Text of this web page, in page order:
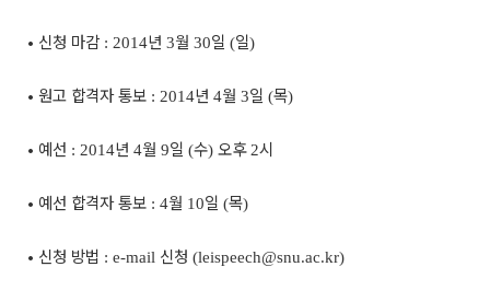
• 신청 마감 : 2014년 3월 30일 (일)
• 원고 합격자 통보 : 2014년 4월 3일 (목)
• 예선 : 2014년 4월 9일 (수) 오후 2시
• 예선 합격자 통보 : 4월 10일 (목)
• 신청 방법 : e-mail 신청 (leispeech@snu.ac.kr)